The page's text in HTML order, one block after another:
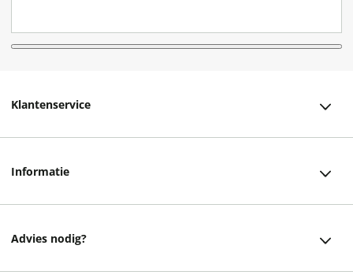
Klantenservice
Informatie
Advies nodig?